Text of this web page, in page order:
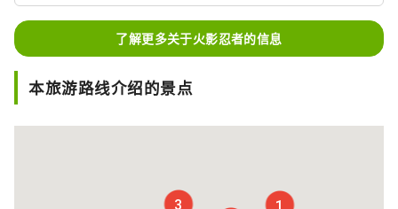
了解更多关于火影忍者的信息
本旅游路线介绍的景点
1
3